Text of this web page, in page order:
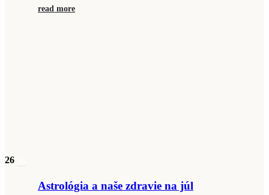
read more
26
Astrológia a naše zdravie na júl